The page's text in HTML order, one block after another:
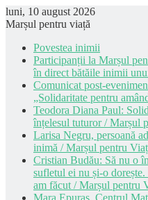
luni, 10 august 2026
Marșul pentru viață
Povestea inimii
Participanții la Marșul
în direct bătăile inimii
Comunicat post-
„Solidaritate pentru
Teodora Diana Paul:
înțelesul tuturor / Marșul
Larisa Negru, persoană
inimă / Marșul pentru
Cristian Budău: Să nu o
sufletul ei nu și-o
am făcut / Marșul pentru
Mara Epuraș, Centrul